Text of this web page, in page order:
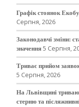
Графік стоянок
Серпня, 2026
Законодавчі зміни:
значення5 Серпня,
Триває прийом
5 Серпня, 2026
На Львівщині
стерню та